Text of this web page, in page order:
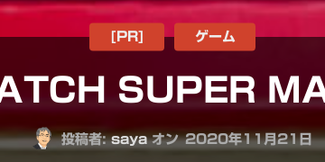
ツ
へ
ス
SUPER
投稿者: saya オン 2020年11月21日
[PR] ゲーム